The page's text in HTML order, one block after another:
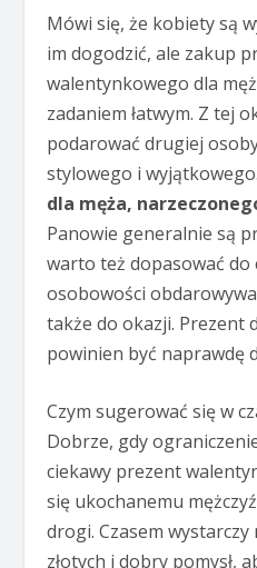
Mówi się, że kobiety są
im dogodzić, ale zakup
walentynkowego dla
zadaniem łatwym. Z tej
podarować drugiej
stylowego i wyjątkowego.
dla męża,
Panowie generalnie są
warto też dopasować
osobowości
także do okazji. Prezent
powinien być naprawdę
Czym sugerować się w
Dobrze, gdy
ciekawy prezent
się ukochanemu
drogi. Czasem
złotych i dobry pomysł,